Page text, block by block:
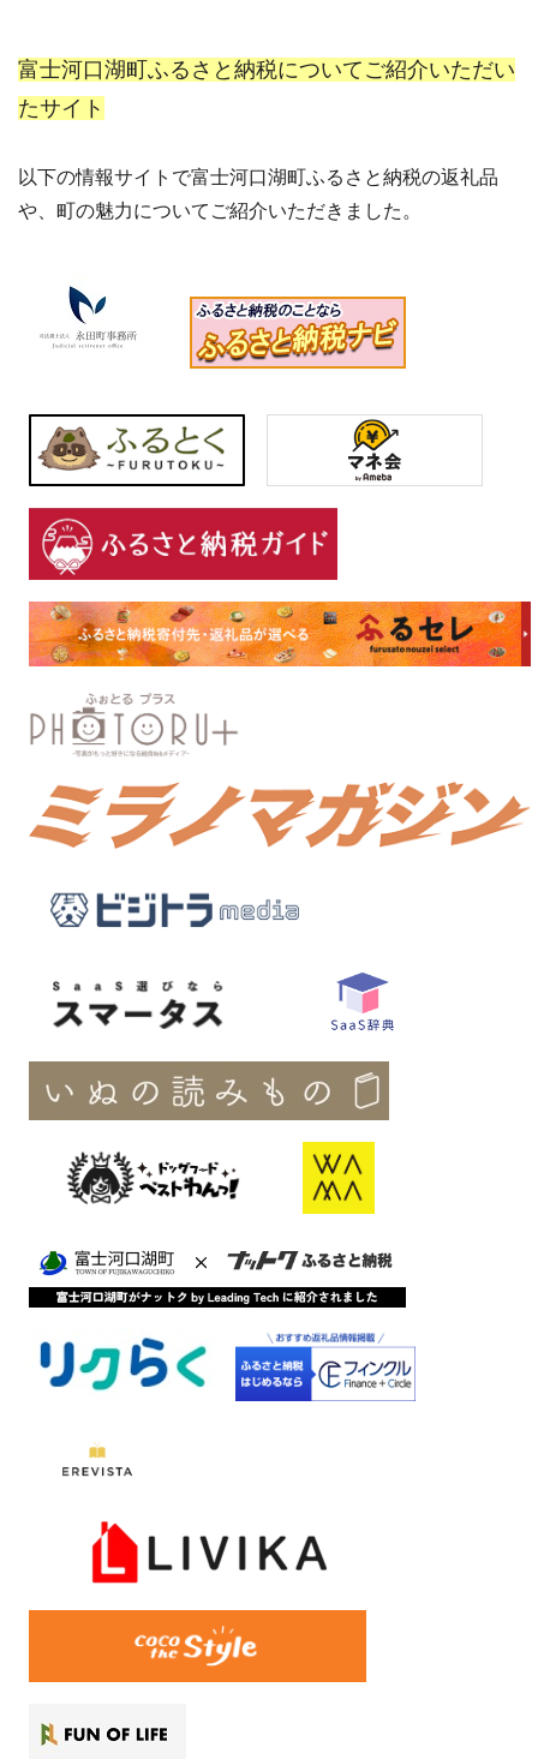
富士河口湖町ふるさと納税についてご紹介いただい
たサイト
以下の情報サイトで富士河口湖町ふるさと納税の返礼品
や、町の魅力についてご紹介いただきました。